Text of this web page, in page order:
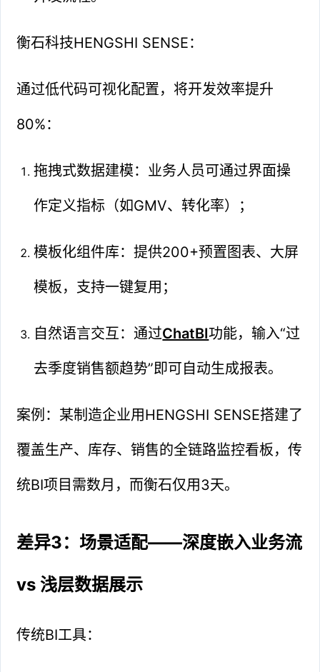
衡石科技HENGSHI SENSE：
通过低代码可视化配置，将开发效率提升
80%：
拖拽式数据建模：业务人员可通过界面操
作定义指标（如GMV、转化率）；
模板化组件库：提供200+预置图表、大屏
模板，支持一键复用；
自然语言交互：通过ChatBI功能，输入“过
去季度销售额趋势”即可自动生成报表。
案例：某制造企业用HENGSHI SENSE搭建了
覆盖生产、库存、销售的全链路监控看板，传
统BI项目需数月，而衡石仅用3天。
差异3：场景适配——深度嵌入业务流
vs 浅层数据展示
传统BI工具：